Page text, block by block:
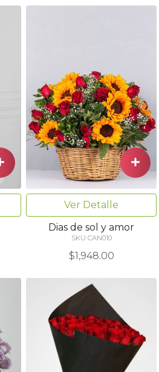
Ver Detalle
Dias de sol y amor
SKU CAN010
$1,948.00